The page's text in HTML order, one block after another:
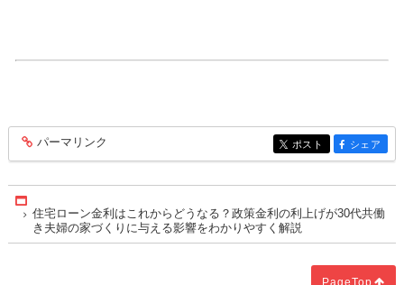
entry571
パーマリンク entry571
ポスト entry571
シェア
住宅ローン金利はこれからどうなる？政策金利の利上げが30代共働
き夫婦の家づくりに与える影響をわかりやすく解説
PageTop